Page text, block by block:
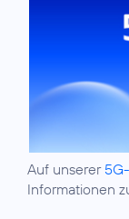
Auf unserer
Informationen